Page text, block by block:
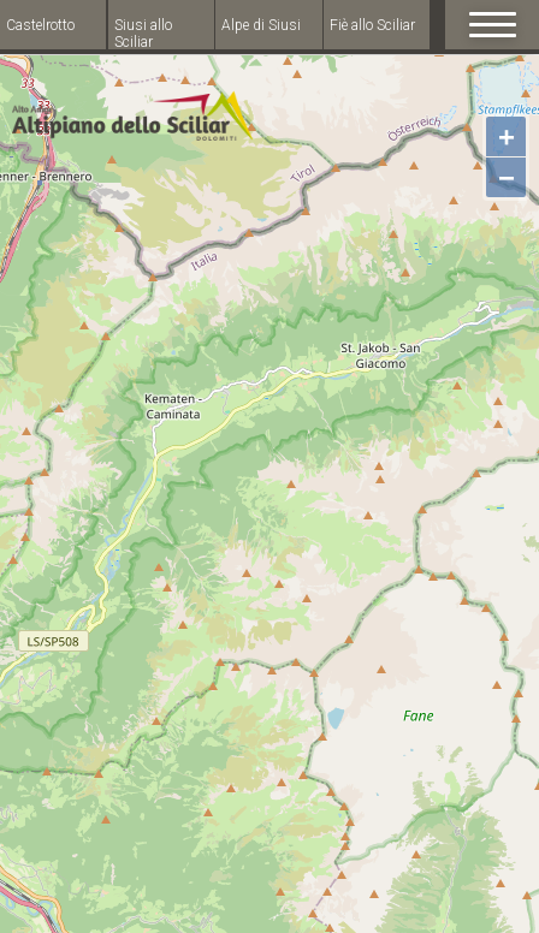
Castelrotto
Siusi allo
Sciliar
Alpe di Siusi Fiè allo Sciliar
+
−